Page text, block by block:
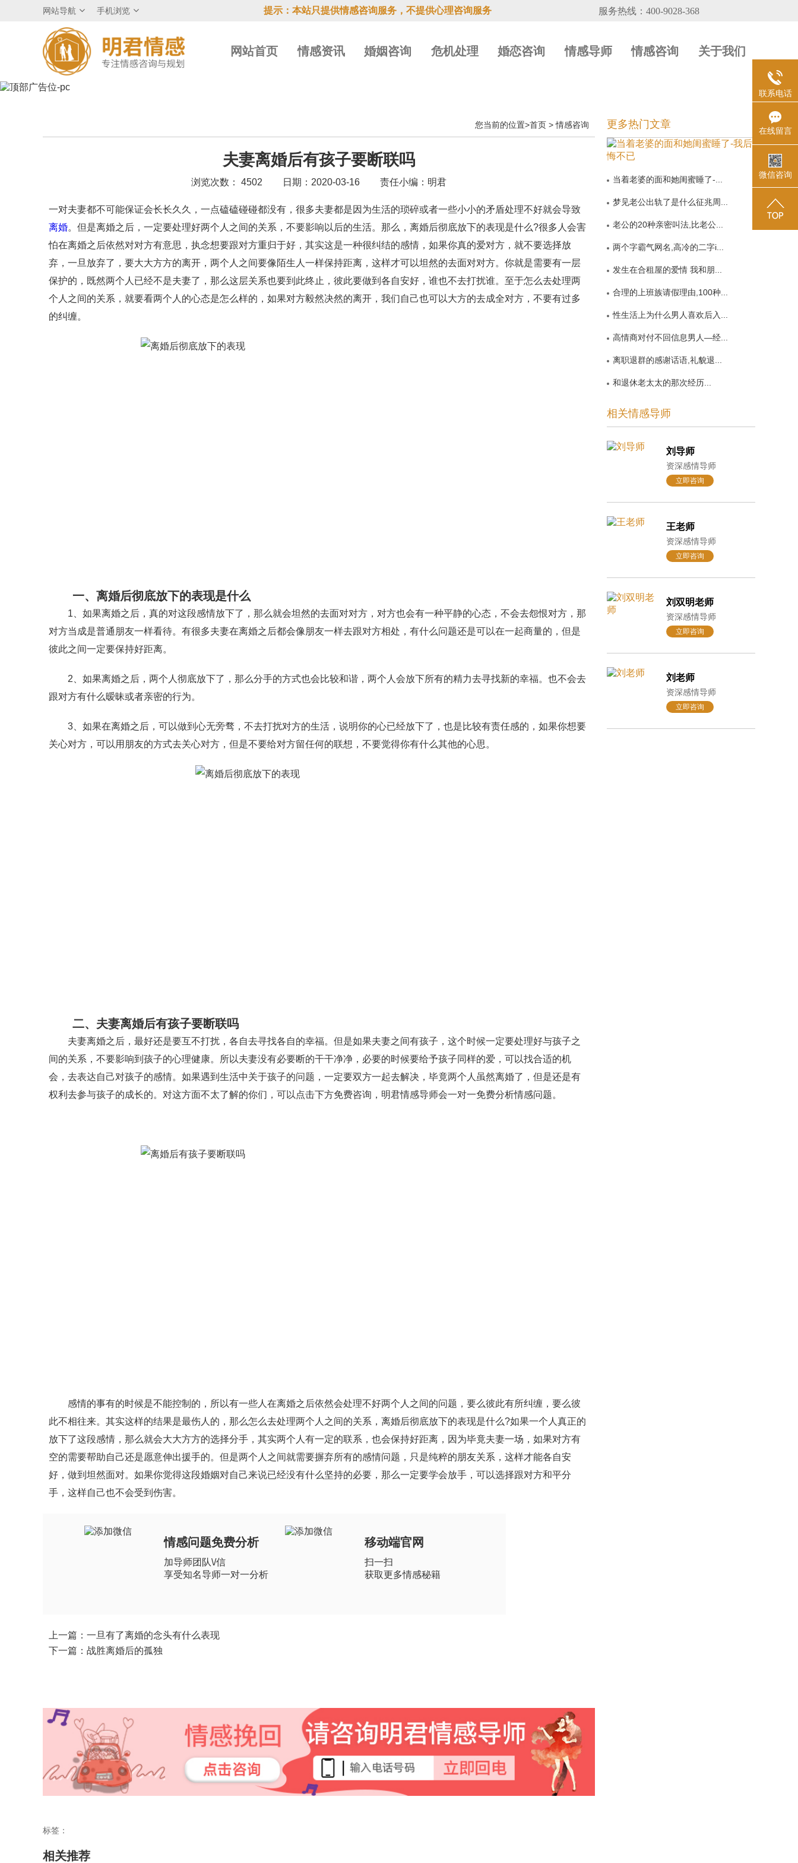
提示：本站只提供情感咨询服务，不提供心理咨询服务
网站导航 手机浏览
网站首页 情感资讯 婚姻咨询 危机处理 婚恋咨询 情感导师 情感咨询 关于我们
您当前的位置>首页 > 情感咨询
夫妻离婚后有孩子要断联吗
浏览次数： 4502 日期：2020-03-16 责任小编：明君
一对夫妻都不可能保证会长长久久，一点磕磕碰碰都没有，很多夫妻都是因为生活的琐碎或者一些小小的矛盾处理不好就会导致
离婚。但是离婚之后，一定要处理好两个人之间的关系，不要影响以后的生活。那么，离婚后彻底放下的表现是什么?很多人会害
怕在离婚之后依然对对方有意思，执念想要跟对方重归于好，其实这是一种很纠结的感情，如果你真的爱对方，就不要选择放
弃，一旦放弃了，要大大方方的离开，两个人之间要像陌生人一样保持距离，这样才可以坦然的去面对对方。你就是需要有一层
保护的，既然两个人已经不是夫妻了，那么这层关系也要到此终止，彼此要做到各自安好，谁也不去打扰谁。至于怎么去处理两
个人之间的关系，就要看两个人的心态是怎么样的，如果对方毅然决然的离开，我们自己也可以大方的去成全对方，不要有过多
的纠缠。
一、离婚后彻底放下的表现是什么
1、如果离婚之后，真的对这段感情放下了，那么就会坦然的去面对对方，对方也会有一种平静的心态，不会去怨恨对方，那
对方当成是普通朋友一样看待。有很多夫妻在离婚之后都会像朋友一样去跟对方相处，有什么问题还是可以在一起商量的，但是
彼此之间一定要保持好距离。
2、如果离婚之后，两个人彻底放下了，那么分手的方式也会比较和谐，两个人会放下所有的精力去寻找新的幸福。也不会去
跟对方有什么暧昧或者亲密的行为。
3、如果在离婚之后，可以做到心无旁骛，不去打扰对方的生活，说明你的心已经放下了，也是比较有责任感的，如果你想要
关心对方，可以用朋友的方式去关心对方，但是不要给对方留任何的联想，不要觉得你有什么其他的心思。
二、夫妻离婚后有孩子要断联吗
夫妻离婚之后，最好还是要互不打扰，各自去寻找各自的幸福。但是如果夫妻之间有孩子，这个时候一定要处理好与孩子之
间的关系，不要影响到孩子的心理健康。所以夫妻没有必要断的干干净净，必要的时候要给予孩子同样的爱，可以找合适的机
会，去表达自己对孩子的感情。如果遇到生活中关于孩子的问题，一定要双方一起去解决，毕竟两个人虽然离婚了，但是还是有
权利去参与孩子的成长的。 对这方面不太了解的你们，可以点击下方免费咨询，明君情感导师会一对一免费分析情感问题。
感情的事有的时候是不能控制的，所以有一些人在离婚之后依然会处理不好两个人之间的问题，要么彼此有所纠缠，要么彼
此不相往来。其实这样的结果是最伤人的，那么怎么去处理两个人之间的关系，离婚后彻底放下的表现是什么?如果一个人真正的
放下了这段感情，那么就会大大方方的选择分手，其实两个人有一定的联系，也会保持好距离，因为毕竟夫妻一场，如果对方有
空的需要帮助自己还是愿意伸出援手的。但是两个人之间就需要摒弃所有的感情问题，只是纯粹的朋友关系，这样才能各自安
好，做到坦然面对。如果你觉得这段婚姻对自己来说已经没有什么坚持的必要，那么一定要学会放手，可以选择跟对方和平分
手，这样自己也不会受到伤害。
情感问题免费分析
加导师团队\/信
享受知名导师一对一分析
移动端官网
扫一扫
获取更多情感秘籍
上一篇：一旦有了离婚的念头有什么表现
下一篇：战胜离婚后的孤独
标签：
相关推荐
更多热门文章
当着老婆的面和她闺蜜睡了-...
梦见老公出轨了是什么征兆周...
老公的20种亲密叫法,比老公...
两个字霸气网名,高冷的二字i...
发生在合租屋的爱情 我和朋...
合理的上班族请假理由,100种...
性生活上为什么男人喜欢后入...
高情商对付不回信息男人—经...
离职退群的感谢话语,礼貌退...
和退休老太太的那次经历...
相关情感导师
刘导师
资深感情导师
立即咨询
王老师
资深感情导师
立即咨询
刘双明老师
资深感情导师
立即咨询
刘老师
资深感情导师
立即咨询
联系电话
在线留言
微信咨询